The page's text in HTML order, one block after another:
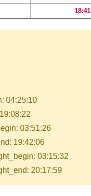
18:41
04:25:10
03:51:26
19:42:06
03:15:32
20:17:59